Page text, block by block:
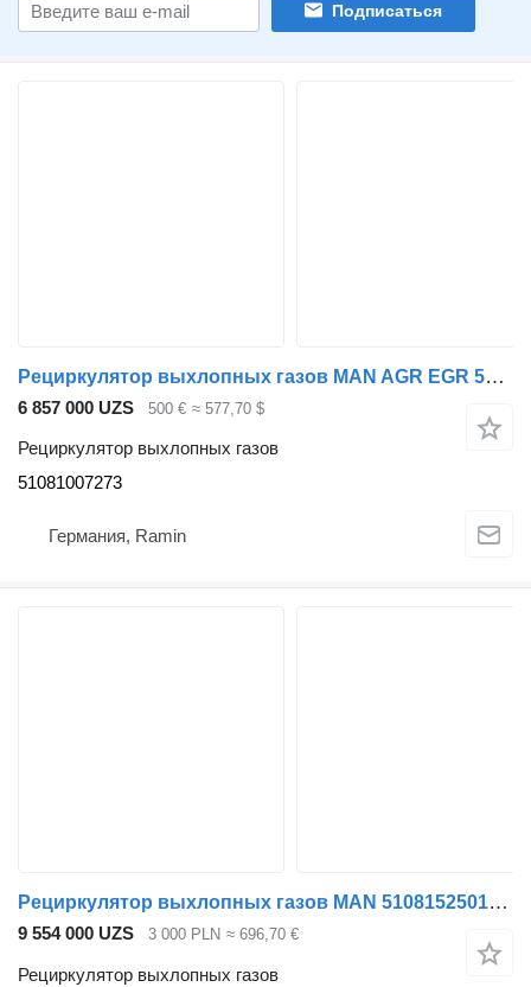
Подписаться
Рециркулятор выхлопных газов MAN AGR EGR 51081007273 для тягача MAN TGX TGS LIONS
6 857 000 UZS 500 € ≈ 577,70 $
Рециркулятор выхлопных газов
51081007273
Германия, Ramin
Рециркулятор выхлопных газов MAN 51081525012 для тягача MAN TGX TGS
9 554 000 UZS 3 000 PLN ≈ 696,70 €
Рециркулятор выхлопных газов